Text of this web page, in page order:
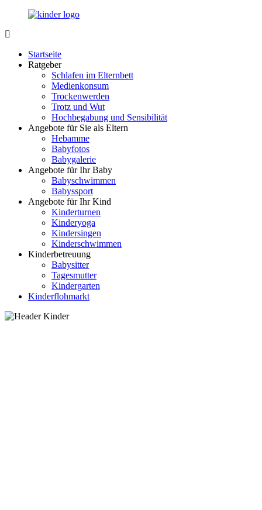
Zurück
Inhalt
Portal
Nachwuchs
Startseite
Ratgeber
Schlafen im Elternbett
Medienkonsum
Trockenwerden
Trotz und Wut
Hochbegabung und Sensibilität
Angebote für Sie als Eltern
Hebamme
Babyfotos
Babygalerie
Angebote für Ihr Baby
Babyschwimmen
Babyssport
Angebote für Ihr Kind
Kinderturnen
Kinderyoga
Kindersingen
Kinderschwimmen
Kinderbetreuung
Babysitter
Tagesmutter
Kindergarten
Kinderflohmarkt